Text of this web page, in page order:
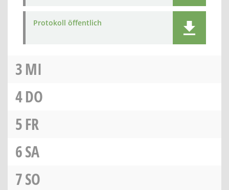
Protokoll öffentlich
3MI
4DO
5FR
6SA
7SO